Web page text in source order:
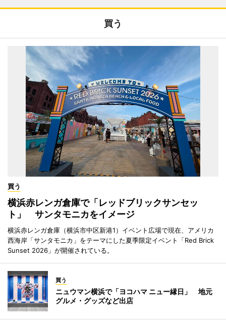
買う
買う
横浜赤レンガ倉庫で「レッドブリックサンセッ
ト」 サンタモニカをイメージ
横浜赤レンガ倉庫（横浜市中区新港1）イベント広場で現在、アメリカ
西海岸「サンタモニカ」をテーマにした夏季限定イベント「Red Brick
Sunset 2026」が開催されている。
買う
ニュウマン横浜で「ヨコハマ ニュー縁日」 地元
グルメ・グッズなど出店